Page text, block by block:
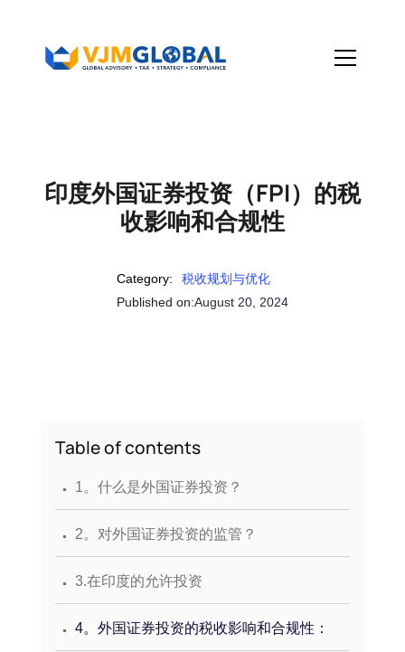
印度外国证券投资（FPI）的税
收影响和合规性
Category:
税收规划与优化
Published on:August 20, 2024
Table of contents
. 1。什么是外国证券投资？
. 2。对外国证券投资的监管？
. 3.在印度的允许投资
. 4。外国证券投资的税收影响和合规性：